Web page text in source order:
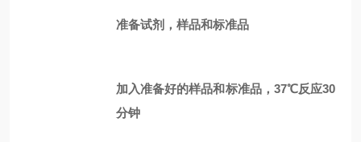
准备试剂，样品和标准品
加入准备好的样品和标准品，37℃反应30
分钟